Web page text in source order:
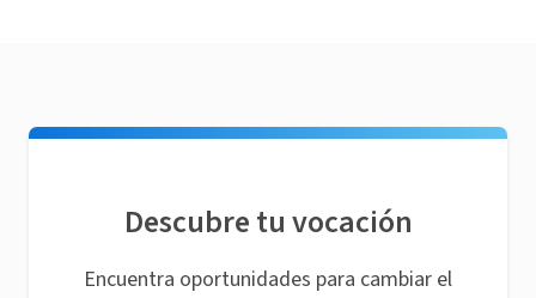
Descubre tu vocación
Encuentra oportunidades para cambiar el